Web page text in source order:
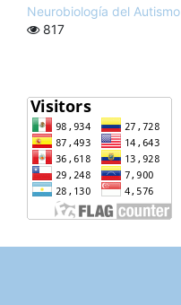
Neurobiología del Autismo
817